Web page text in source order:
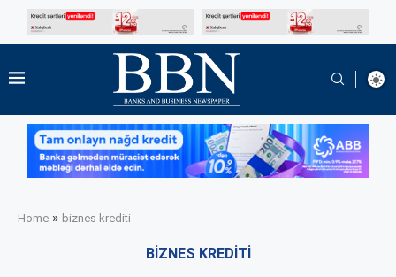
Home » biznes krediti
BIZNES KREDITI